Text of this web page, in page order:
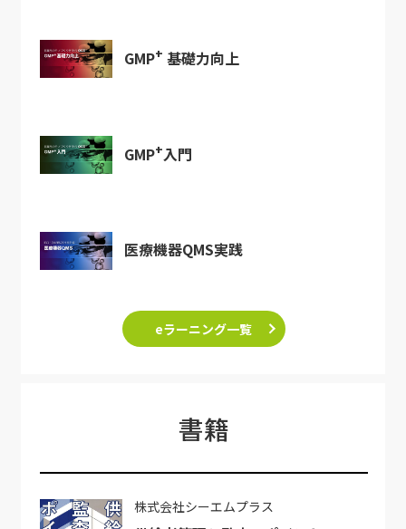
GMP+ 基礎力向上
GMP+入門
医療機器QMS実践
eラーニング一覧
書籍
株式会社シーエムプラス